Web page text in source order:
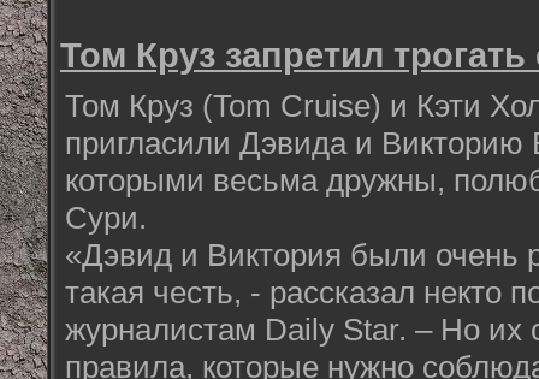
Том Круз запретил
Том Круз (Tom Cruise) и Кэти
пригласили Дэвида и Викторию
которыми весьма дружны,
Сури.
«Дэвид и Виктория были очень
такая честь, - рассказал некто
журналистам Daily Star. – Но их
правила, которые нужно